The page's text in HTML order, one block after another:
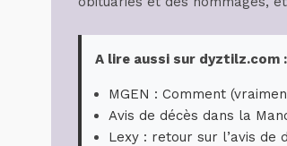
A lire aussi sur dyztilz.com :
MGEN : Comment
Avis de décès dans la
Lexy : retour sur l’avis de